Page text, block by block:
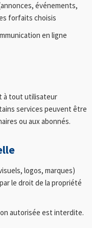
événements,
forfaits choisis
en ligne
à tout utilisateur
services peuvent être
ou aux abonnés.
logos, marques)
le droit de la propriété
autorisée est interdite.